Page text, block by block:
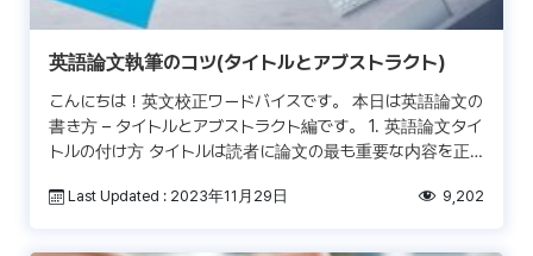
英語論文執筆のコツ(タイトルとアブストラクト)
こんにちは！英文校正ワードバイスです。 本日は英語論文の
書き方 – タイトルとアブストラクト編です。 1. 英語論文タイ
トルの付け方 タイトルは読者に論文の最も重要な内容を正
Last Updated : 2023年11月29日 9,202